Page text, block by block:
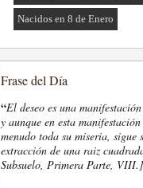
Nacidos en 8 de Enero
Frase del Día
“El deseo es una
y aunque en esta
menudo toda su miseria,
extracción de una raiz
Subsuelo, Primera Parte, VIII.]